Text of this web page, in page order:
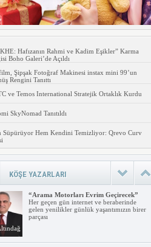
Hafızanın Rahmi ve Kadim Eşikler” Karma
Boho Galeri’de Açıldı
Şipşak Fotoğraf Makinesi instax mini 99’un
Rengini Tanıttı
ve Temos International Stratejik Ortaklık Kurdu
SkyNomad Tanıtıldı
Süpürüyor Hem Kendini Temizliyor: Qrevo Curv
KÖŞE YAZARLARI
“Arama Motorları Evrim Geçirecek”
Her geçen gün internet ve beraberinde
gelen yenilikler günlük yaşantımızın birer
parçası